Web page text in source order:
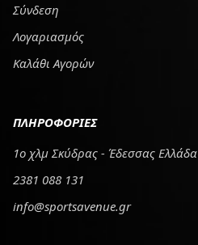
Σύνδεση
Λογαριασμός
Καλάθι Αγορών
ΠΛΗΡΟΦΟΡΙΕΣ
1ο χλμ Σκύδρας - Έδεσσας Ελλάδα
2381 088 131
info@sportsavenue.gr